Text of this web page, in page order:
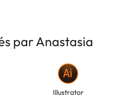
par Anastasia
Illustrator